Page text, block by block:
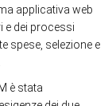
applicativa web
e dei processi
spese, selezione e
è stata